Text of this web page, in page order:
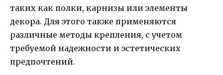
таких как полки, карнизы или элементы
декора. Для этого также применяются
различные методы крепления, с учетом
требуемой надежности и эстетических
предпочтений.